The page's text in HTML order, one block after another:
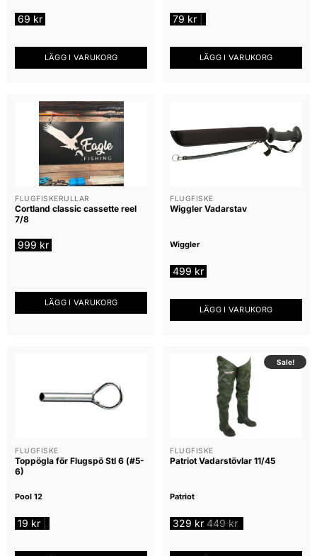
69 kr
LÄGG I VARUKORG
79 kr
LÄGG I VARUKORG
FLUGFISKERULLAR
Cortland classic cassette reel
7/8
999 kr
LÄGG I VARUKORG
FLUGFISKE
Wiggler Vadarstav
Wiggler
499 kr
LÄGG I VARUKORG
FLUGFISKE
Toppögla för Flugspö Stl 6 (#5-
6)
Pool 12
19 kr
Sale!
FLUGFISKE
Patriot Vadarstövlar 11/45
Patriot
329 kr 449kr